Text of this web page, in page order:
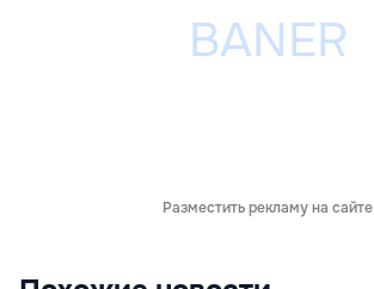
Разместить рекламу на сайте